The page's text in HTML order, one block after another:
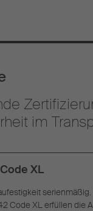
im
XL
Code XL erfüllen die